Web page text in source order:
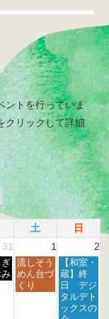
ントを行っていま
クリックして詳細
土
日
31 1 2
ぎ
み
土
曜
日,
流しそう
めん台づ
くり
日
曜
日,
8
月
【和室・
蔵】終
日 デジ
タルデト
ックスの